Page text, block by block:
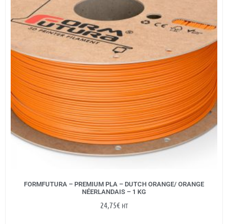
FORMFUTURA – PREMIUM PLA – DUTCH ORANGE/ ORANGE
NÉERLANDAIS – 1 KG
24,75€ HT